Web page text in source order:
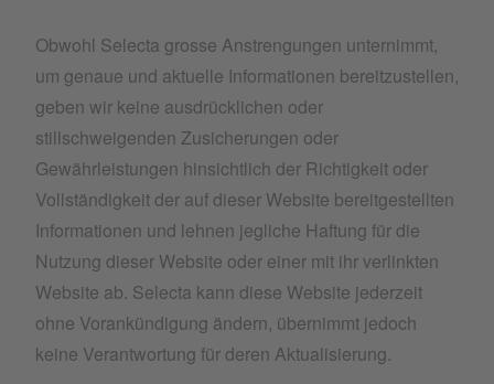
Obwohl Selecta grosse Anstrengungen unternimmt,
um genaue und aktuelle Informationen bereitzustellen,
geben wir keine ausdrücklichen oder
stillschweigenden Zusicherungen oder
Gewährleistungen hinsichtlich der Richtigkeit oder
Vollständigkeit der auf dieser Website bereitgestellten
Informationen und lehnen jegliche Haftung für die
Nutzung dieser Website oder einer mit ihr verlinkten
Website ab. Selecta kann diese Website jederzeit
ohne Vorankündigung ändern, übernimmt jedoch
keine Verantwortung für deren Aktualisierung.